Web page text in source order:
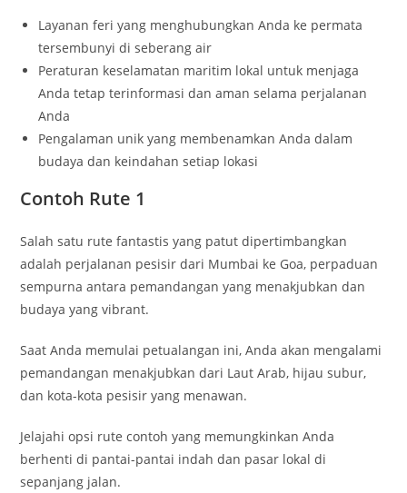
Layanan feri yang menghubungkan Anda ke permata
tersembunyi di seberang air
Peraturan keselamatan maritim lokal untuk menjaga
Anda tetap terinformasi dan aman selama perjalanan
Anda
Pengalaman unik yang membenamkan Anda dalam
budaya dan keindahan setiap lokasi
Contoh Rute 1
Salah satu rute fantastis yang patut dipertimbangkan
adalah perjalanan pesisir dari Mumbai ke Goa, perpaduan
sempurna antara pemandangan yang menakjubkan dan
budaya yang vibrant.
Saat Anda memulai petualangan ini, Anda akan mengalami
pemandangan menakjubkan dari Laut Arab, hijau subur,
dan kota-kota pesisir yang menawan.
Jelajahi opsi rute contoh yang memungkinkan Anda
berhenti di pantai-pantai indah dan pasar lokal di
sepanjang jalan.